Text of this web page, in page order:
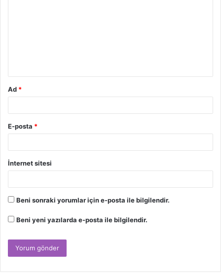
Ad *
E-posta *
İnternet sitesi
Beni sonraki yorumlar için e-posta ile bilgilendir.
Beni yeni yazılarda e-posta ile bilgilendir.